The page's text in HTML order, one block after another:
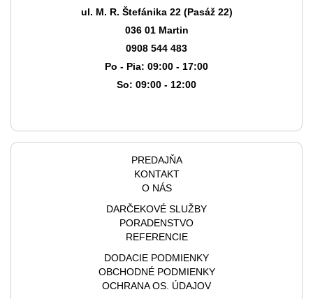
ul. M. R. Štefánika 22 (Pasáž 22)
036 01 Martin
0908 544 483
Po - Pia: 09:00 - 17:00
So: 09:00 - 12:00
PREDAJŇA
KONTAKT
O NÁS
DARČEKOVÉ SLUŽBY
PORADENSTVO
REFERENCIE
DODACIE PODMIENKY
OBCHODNÉ PODMIENKY
OCHRANA OS. ÚDAJOV